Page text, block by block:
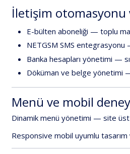
İletişim otomasyonu
E-bülten aboneliği — toplu
NETGSM SMS entegrasyonu
Banka hesapları yönetimi —
Döküman ve belge yönetimi
Menü ve mobil
Dinamik menü yönetimi — site üst
Responsive mobil uyumlu tasarım